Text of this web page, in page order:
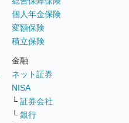
個人年金保険
変額保険
積立保険
金融
ネット証券
NISA
└ 証券会社
└ 銀行